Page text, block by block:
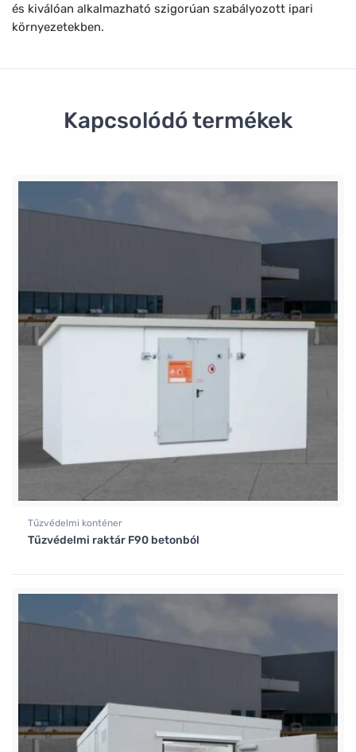
és kiválóan alkalmazható szigorúan szabályozott ipari
környezetekben.
Kapcsolódó termékek
Tűzvédelmi konténer
Tűzvédelmi raktár F90 betonból